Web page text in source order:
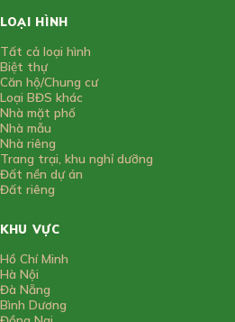
LOẠI HÌNH
Tất cả loại hình
Biệt thự
Căn hộ/Chung cư
Loại BĐS khác
Nhà mặt phố
Nhà mẫu
Nhà riêng
Trang trại, khu nghỉ dưỡng
Đất nền dự án
Đất riêng
KHU VỰC
Hồ Chí Minh
Hà Nội
Đà Nẵng
Bình Dương